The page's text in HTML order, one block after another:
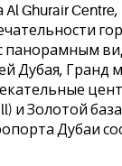
Ghurair
панорамным
Дубая, Гранд
и Золотой
Дубаи